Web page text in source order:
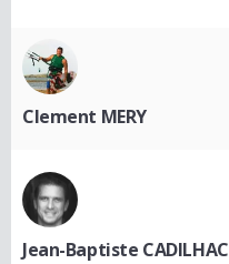
Clement MERY
Jean-Baptiste CADILHAC